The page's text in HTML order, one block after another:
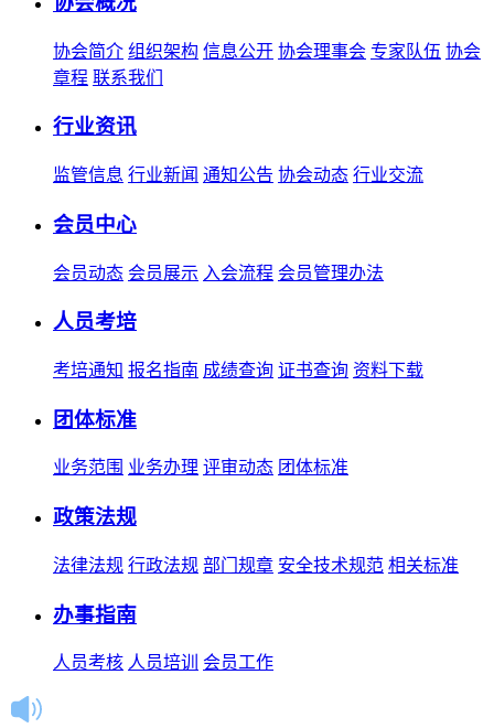
协会简介 组织架构 信息公开 协会理事会 专家队伍 协会
章程 联系我们
行业资讯
监管信息 行业新闻 通知公告 协会动态 行业交流
会员中心
会员动态 会员展示 入会流程 会员管理办法
人员考培
考培通知 报名指南 成绩查询 证书查询 资料下载
团体标准
业务范围 业务办理 评审动态 团体标准
政策法规
法律法规 行政法规 部门规章 安全技术规范 相关标准
办事指南
人员考核 人员培训 会员工作